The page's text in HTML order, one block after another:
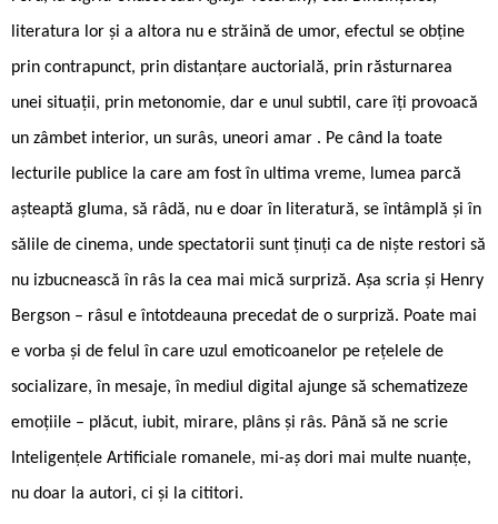
literatura lor și a altora nu e străină de umor, efectul se obține
prin contrapunct, prin distanțare auctorială, prin răsturnarea
unei situații, prin metonomie, dar e unul subtil, care îți provoacă
un zâmbet interior, un surâs, uneori amar . Pe când la toate
lecturile publice la care am fost în ultima vreme, lumea parcă
așteaptă gluma, să râdă, nu e doar în literatură, se întâmplă și în
sălile de cinema, unde spectatorii sunt ținuți ca de niște restori să
nu izbucnească în râs la cea mai mică surpriză. Așa scria și Henry
Bergson – râsul e întotdeauna precedat de o surpriză. Poate mai
e vorba și de felul în care uzul emoticoanelor pe rețelele de
socializare, în mesaje, în mediul digital ajunge să schematizeze
emoțiile – plăcut, iubit, mirare, plâns și râs. Până să ne scrie
Inteligențele Artificiale romanele, mi-aș dori mai multe nuanțe,
nu doar la autori, ci și la cititori.